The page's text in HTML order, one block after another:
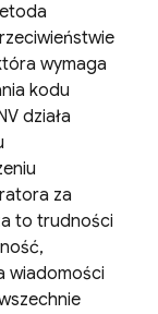
wymaga
kodu
działa
za
to trudności
wiadomości